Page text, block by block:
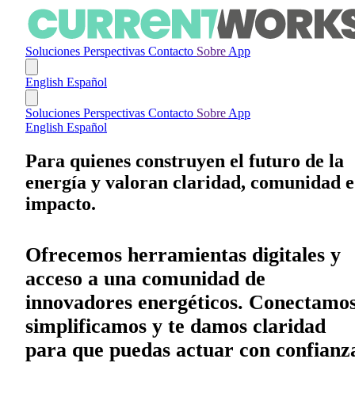
Soluciones Perspectivas Contacto SobreApp
English Español
Soluciones Perspectivas Contacto SobreApp
English Español
Para quienes construyen el futuro de la
energía y valoran claridad, comunidad e
impacto.
Ofrecemos herramientas digitales y
acceso a una comunidad de
innovadores energéticos.
simplificamos y te damos claridad
para que puedas actuar con